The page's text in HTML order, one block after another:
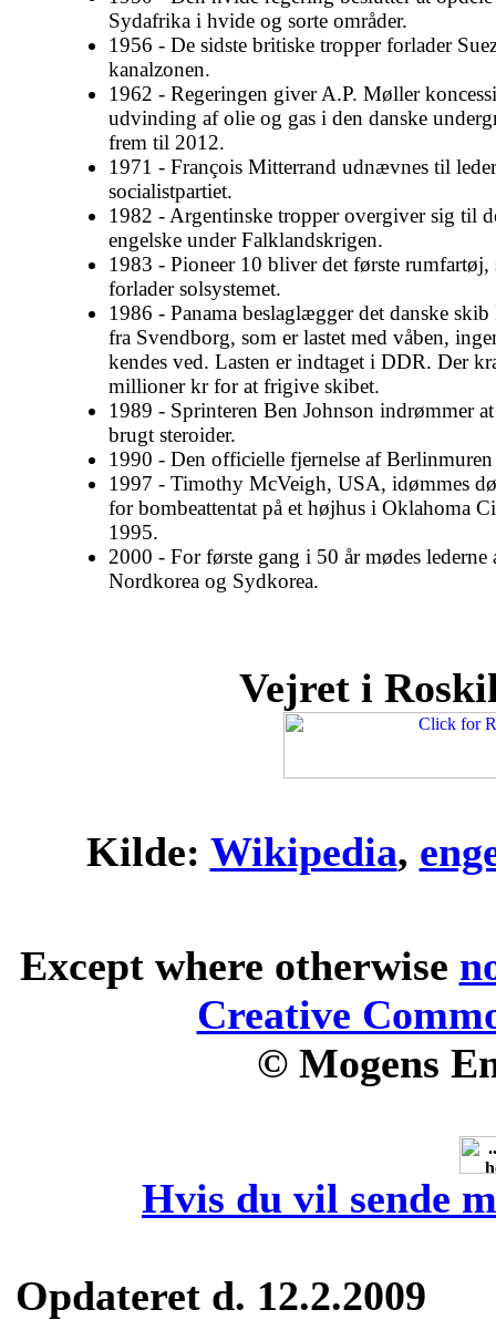
Sydafrika i hvide og sorte områder.
1956 - De sidste britiske tropper forlader
kanalzonen.
1962 - Regeringen giver A.P. Møller
udvinding af olie og gas i den danske
frem til 2012.
1971 - François Mitterrand udnævnes til
socialistpartiet.
1982 - Argentinske tropper overgiver sig til
engelske under Falklandskrigen.
1983 - Pioneer 10 bliver det første rumfartøj,
forlader solsystemet.
1986 - Panama beslaglægger det danske skib
fra Svendborg, som er lastet med våben,
kendes ved. Lasten er indtaget i DDR. Der
millioner kr for at frigive skibet.
1989 - Sprinteren Ben Johnson indrømmer
brugt steroider.
1990 - Den officielle fjernelse af
1997 - Timothy McVeigh, USA, idømmes
for bombeattentat på et højhus i Oklahoma
1995.
2000 - For første gang i 50 år mødes lederne
Nordkorea og Sydkorea.
Vejret i
Kilde: Wikipedia,
Except where otherwise
Creative
© Mogens
Hvis du vil sende
Opdateret d. 12.2.2009